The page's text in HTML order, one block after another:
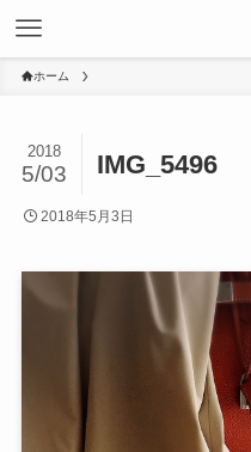
ホーム
IMG_5496
2018
5/03
2018年5月3日